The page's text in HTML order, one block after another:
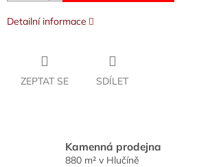
Detailní informace
ZEPTAT SE SDÍLET
Kamenná prodejna
880 m² v Hlučíně